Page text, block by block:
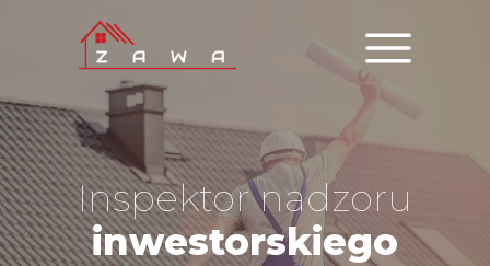
Inspektor nadzoru
inwestorskiego